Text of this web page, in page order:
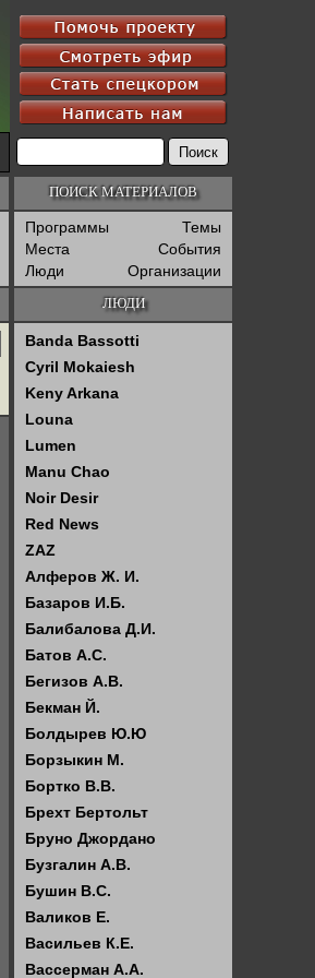
ПОИСК МАТЕРИАЛОВ
Программы
Темы
Места
События
Люди
Организации
ЛЮДИ
Banda Bassotti
Cyril Mokaiesh
Keny Arkana
Louna
Lumen
Manu Chao
Noir Desir
Red News
ZAZ
Алферов Ж. И.
Базаров И.Б.
Балибалова Д.И.
Батов А.С.
Бегизов А.В.
Бекман Й.
Болдырев Ю.Ю
Борзыкин М.
Бортко В.В.
Брехт Бертольт
Бруно Джордано
Бузгалин А.В.
Бушин В.С.
Валиков Е.
Васильев К.Е.
Вассерман А.А.